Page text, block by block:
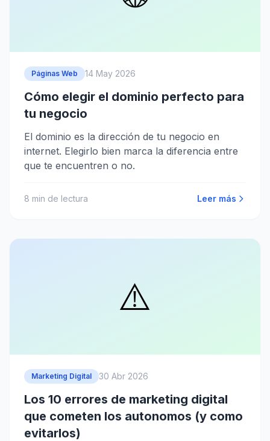
Páginas Web 14 May 2026
Cómo elegir el dominio perfecto para
tu negocio
El dominio es la dirección de tu negocio en
internet. Elegirlo bien marca la diferencia entre
que te encuentren o no.
8 min de lectura Leer más
⚠️
Marketing Digital 30 Abr 2026
Los 10 errores de marketing digital
que cometen los autonomos (y como
evitarlos)